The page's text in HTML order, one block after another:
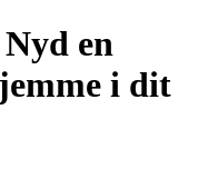
en
i dit